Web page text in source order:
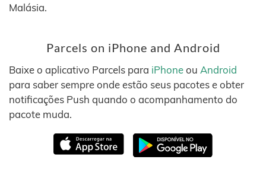
Malásia.
Parcels on iPhone and Android
Baixe o aplicativo Parcels para iPhoneou Android
para saber sempre onde estão seus pacotes e obter
notificações Push quando o acompanhamento do
pacote muda.